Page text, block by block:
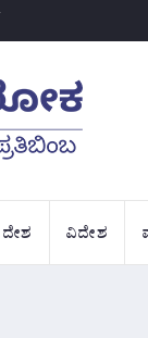
ದೇಶ ವಿದೇಶ